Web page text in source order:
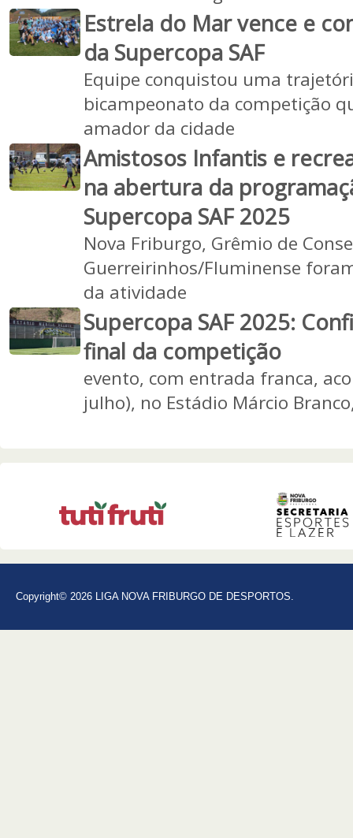
Estrela do Mar vence e
da Supercopa SAF
Equipe conquistou uma
bicampeonato da competição
amador da cidade
Amistosos Infantis e
na abertura da
Supercopa SAF 2025
Nova Friburgo, Grêmio de
Guerreirinhos/Fluminense
da atividade
Supercopa SAF 2025:
final da competição
evento, com entrada franca,
julho), no Estádio Márcio
Copyright© 2026 LIGA NOVA FRIBURGO DE DESPORTOS.